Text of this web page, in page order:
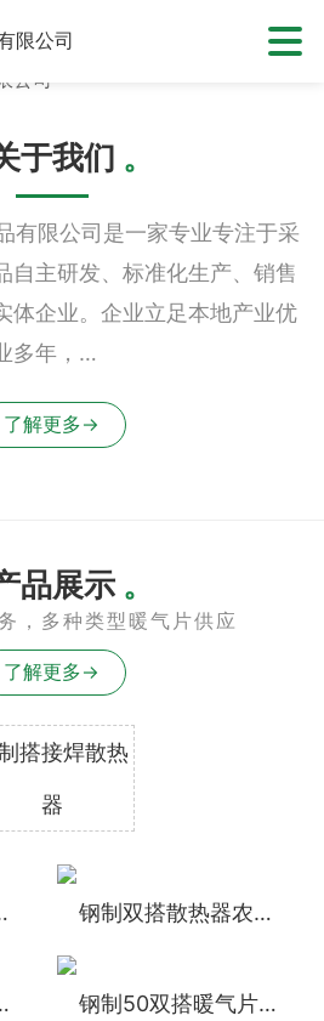
于我们 。
限公司是一家专业专注于采
自主研发、标准化生产、销售
体企业。企业立足本地产业优
多年，…
了解更多→
品展示 。
，多种类型暖气片供应
了解更多→
搭接焊散热
器
工厂定做 钢制双搭散热器农村冬季采暖专用
厂定做 钢制50双搭暖气片厂家直发